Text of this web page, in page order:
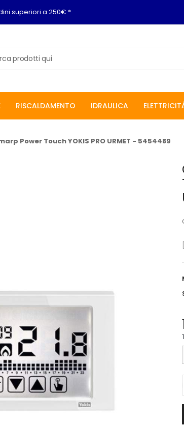
superiori a 250€ *
RISCALDAMENTO IDRAULICA
Power Touch YOKIS PRO URMET - 5454489